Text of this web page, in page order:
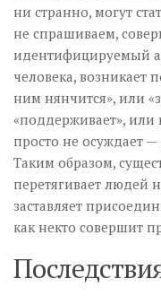
ни странно, могут
не спрашиваем,
идентифицируемый
человека, возникает
ним нянчится», или
«поддерживает», или
просто не осуждает —
Таким образом,
перетягивает людей
заставляет
как некто совершит